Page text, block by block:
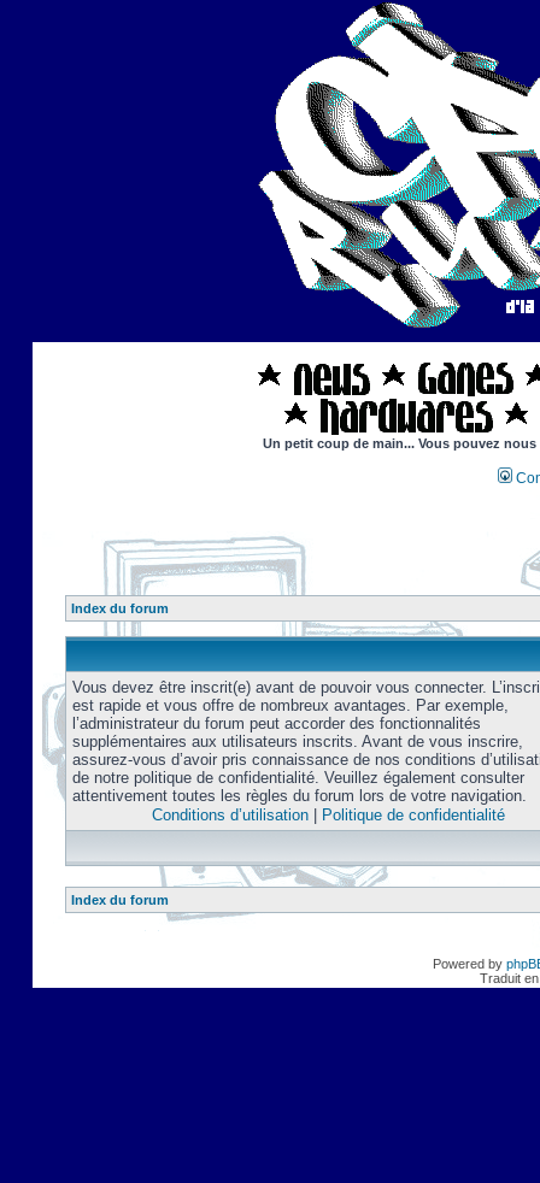
Un petit coup de main... Vous pouvez
Index du forum
Vous devez être inscrit(e) avant de pouvoir vous connecter.
est rapide et vous offre de nombreux avantages. Par exemple,
l’administrateur du forum peut accorder des fonctionnalités
supplémentaires aux utilisateurs inscrits. Avant de vous inscrire,
assurez-vous d’avoir pris connaissance de nos conditions
de notre politique de confidentialité. Veuillez également consulter
attentivement toutes les règles du forum lors de votre navigation.
Conditions d’utilisation| Politique de confidentialité
Index du forum
Powered by
Traduit